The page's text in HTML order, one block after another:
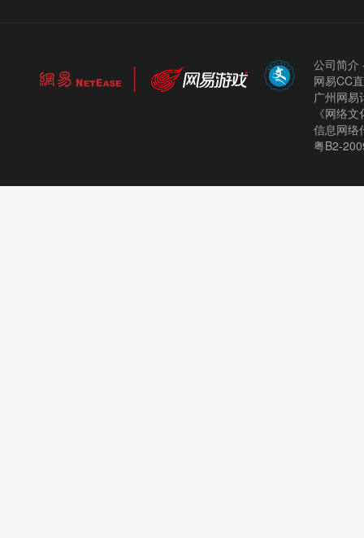
公司简介
网易CC
广州网
《网络
信息网络
粤B2-